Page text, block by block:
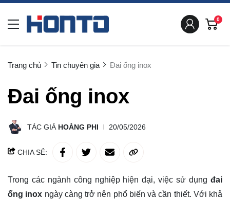
0
Trang chủ Tin chuyên gia Đai ống inox
Đai ống inox
TÁC GIẢ HOÀNG PHI 20/05/2026
CHIA SẺ:
Trong các ngành công nghiệp hiện đại, việc sử dụng đai
ống inox ngày càng trở nên phổ biến và cần thiết. Với khả